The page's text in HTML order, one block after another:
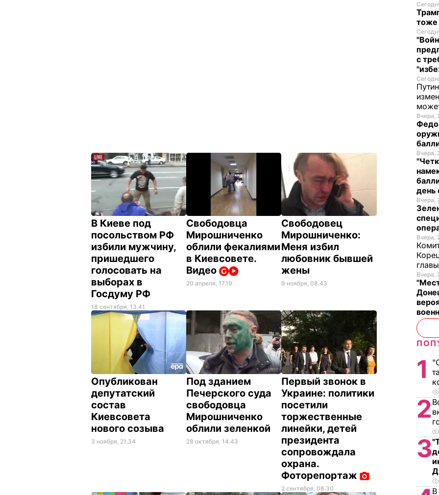
В Киеве под
посольством РФ
избили мужчину,
пришедшего
голосовать на
выборах в
Госдуму РФ
18 сентября, 13.41
Свободовца
Мирошниченко
облили фекалиями
в Киевсовете.
Видео
20 апреля, 17.19
Свободовец
Мирошниченко:
Меня избил
любовник бывшей
жены
9 ноября, 08.43
Опубликован
депутатский
состав
Киевсовета
нового созыва
3 ноября, 21.34
Под зданием
Печерского суда
свободовца
Мирошниченко
облили зеленкой
28 октября, 14.43
Первый звонок в
Украине: политики
посетили
торжественные
линейки, детей
президента
сопровождала
охрана.
Фоторепортаж
2 сентября, 08.30
тоже
с
Вчера,
Вчера,
день
Вчера,
Вчера,
Вчера,
1
2
3
В